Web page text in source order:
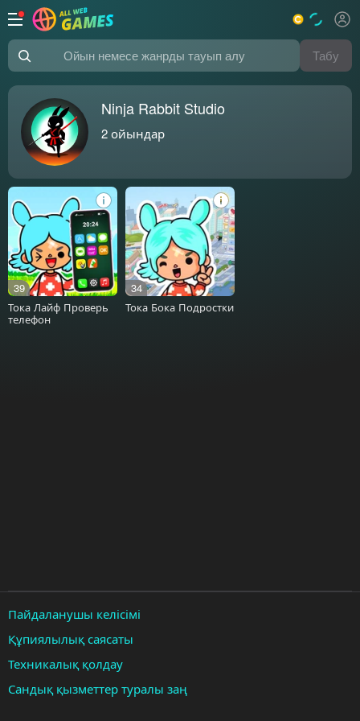
Ойын немесе жанрды тауып алу Табу
Ninja Rabbit Studio
2 ойындар
39
Тока Лайф Проверь
телефон
34
Тока Бока Подростки
Пайдаланушы келісімі
Құпиялылық саясаты
Техникалық қолдау
Сандық қызметтер туралы заң